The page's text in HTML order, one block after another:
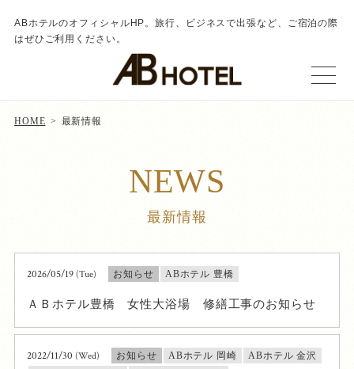
ABホテルのオフィシャルHP。旅行、ビジネスで出張など、ご宿泊の際
はぜひご利用ください。
HOME 最新情報
NEWS
最新情報
2026/05/19(Tue) お知らせ ABホテル 豊橋
ＡＢホテル豊橋 女性大浴場 修繕工事のお知らせ
2022/11/30(Wed) お知らせ ABホテル 岡崎
ABホテル 金沢